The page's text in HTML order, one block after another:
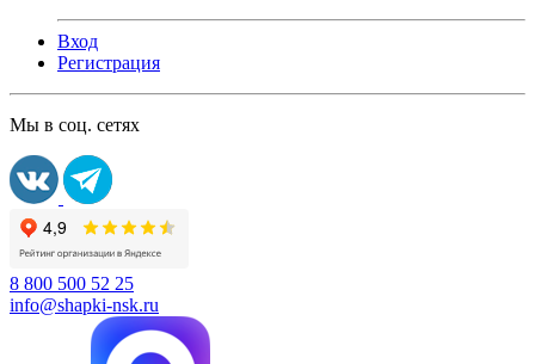
Вход
Регистрация
Мы в соц. сетях
8 800 500 52 25
info@shapki-nsk.ru